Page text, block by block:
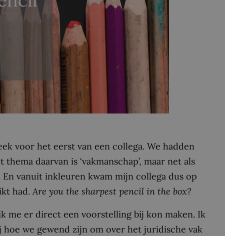
voor het eerst van een collega. We hadden
thema daarvan is ‘vakmanschap’, maar net als
vanuit inkleuren kwam mijn collega dus op
had. Are you the sharpest pencil in the box?
me er direct een voorstelling bij kon maken. Ik
we gewend zijn om over het juridische vak